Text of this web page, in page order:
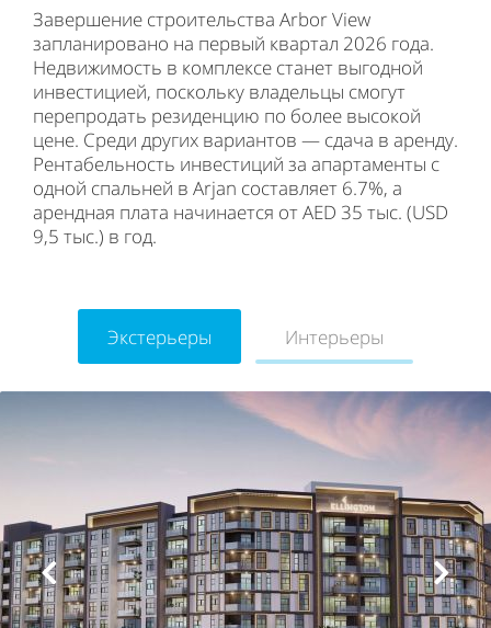
Завершение строительства Arbor View
запланировано на первый квартал 2026 года.
Недвижимость в комплексе станет выгодной
инвестицией, поскольку владельцы смогут
перепродать резиденцию по более высокой
цене. Среди других вариантов — сдача в аренду.
Рентабельность инвестиций за апартаменты с
одной спальней в Arjan составляет 6.7%, а
арендная плата начинается от AED 35 тыс. (USD
9,5 тыс.) в год.
Экстерьеры Интерьеры